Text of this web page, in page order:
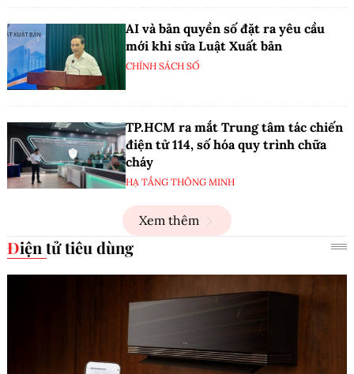
AI và bản quyền số đặt ra yêu cầu
mới khi sửa Luật Xuất bản
CHÍNH SÁCH SỐ
TP.HCM ra mắt Trung tâm tác chiến
điện tử 114, số hóa quy trình chữa
cháy
HẠ TẦNG THÔNG MINH
Xem thêm
Điện tử tiêu dùng